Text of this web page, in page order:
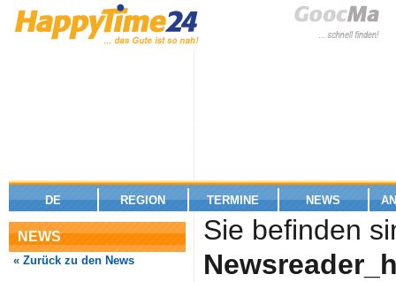
DE REGION TERMINE NEWS
NEWS
« Zurück zu den News
Sie befinden